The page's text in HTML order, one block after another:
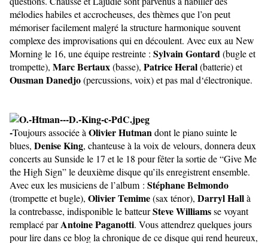
mélodies habiles et accrocheuses, des thèmes que l’on peut
mémoriser facilement malgré la structure harmonique souvent
complexe des improvisations qui en découlent. Avec eux au New
Morning le 16, une équipe restreinte : Sylvain Gontard(bugle et
trompette), Marc Bertaux(basse), Patrice Heral(batterie) et
Ousman Danedjo(percussions, voix) et pas mal d‘électronique.
-Toujours associée à Olivier Hutmandont le piano suinte le
blues, Denise King, chanteuse à la voix de velours, donnera deux
concerts au Sunside le 17 et le 18 pour fêter la sortie de “Give Me
the High Sign” le deuxième disque qu’ils enregistrent ensemble.
Avec eux les musiciens de l’album : Stéphane Belmondo
(trompette et bugle), Olivier Temime(sax ténor), Darryl Hallà
la contrebasse, indisponible le batteurSteve Williamsse voyant
remplacé parAntoine Paganotti. Vous attendrez quelques jours
pour lire dans ce blog la chronique de ce disque qui rend heureux,